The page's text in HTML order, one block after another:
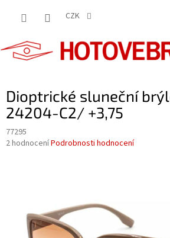
CZK
Dioptrické sluneční
24204-C2/ +3,75
77295
Průměrné
hvězdiček.
2 hodnoceníPodrobnosti hodnocení